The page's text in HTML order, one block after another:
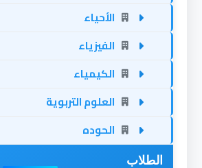
الأحياء
الفيزياء
الكيمياء
العلوم التربوية
الحوده
الطلاب